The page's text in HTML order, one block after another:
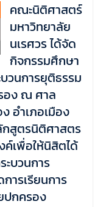
คณะนิติศาสตร์
มหาวิทยาลัย
นเรศวร ได้จัด
กิจกรรมศึกษา
วนการยุติธรรม
อง ณ ศาล
อำเภอเมือง
สูตรนิติศาสตร
เพื่อให้นิสิตได้
ะบวนการ
ารเรียนการ
ปกครอง